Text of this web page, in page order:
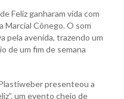
Feliz ganharam vida com
Marcial Cônego. O som
pela avenida, trazendo um
de um fim de semana
presenteou a
um evento cheio de